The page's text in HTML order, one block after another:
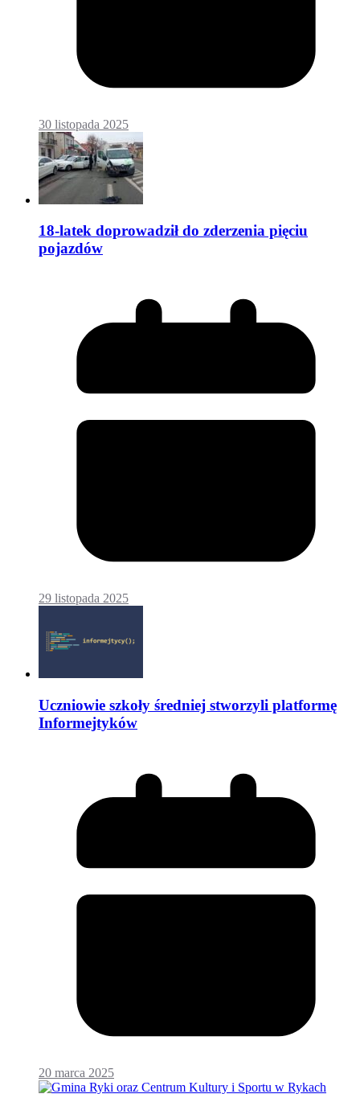
30 listopada 2025
18-latek doprowadził do zderzenia pięciu
pojazdów
29 listopada 2025
Uczniowie szkoły średniej stworzyli platformę
Informejtyków
20 marca 2025